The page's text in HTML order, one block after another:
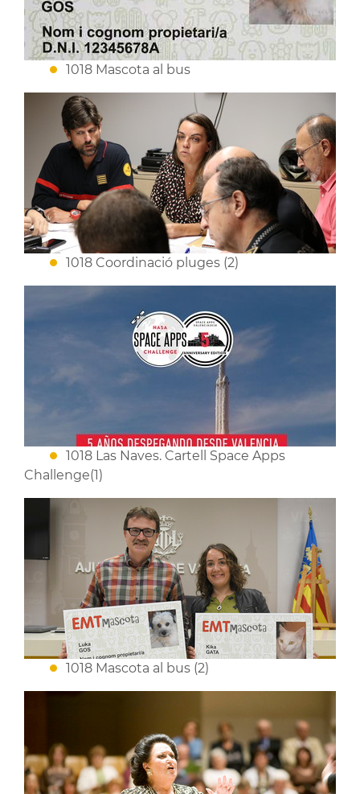
1018 Mascota al bus
1018 Coordinació pluges (2)
1018 Las Naves. Cartell Space Apps
Challenge(1)
1018 Mascota al bus (2)